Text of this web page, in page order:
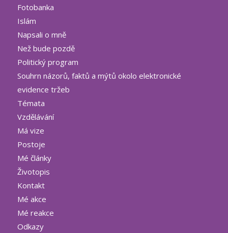
Fotobanka
Islám
Napsali o mně
Než bude pozdě
Politický program
Souhrn názorů, faktů a mýtů okolo elektronické
evidence tržeb
Témata
Vzdělávání
Má vize
Postoje
Mé články
Životopis
Kontakt
Mé akce
Mé reakce
Odkazy